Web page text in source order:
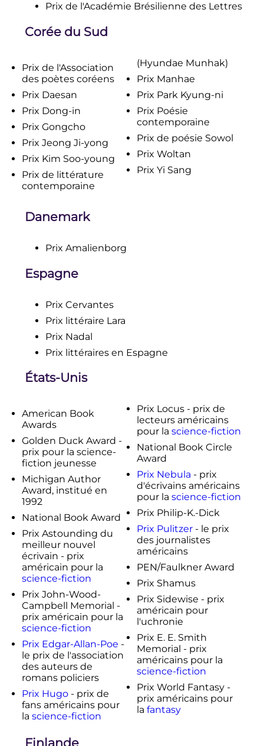
Prix de l'Académie Brésilienne des Lettres
Corée du Sud
Prix de l'Association
des poètes coréens
Prix Daesan
Prix Dong-in
Prix Gongcho
Prix Jeong Ji-yong
Prix Kim Soo-young
Prix de littérature
contemporaine
(Hyundae Munhak)
Prix Manhae
Prix Park Kyung-ni
Prix Poésie
contemporaine
Prix de poésie Sowol
Prix Woltan
Prix Yi Sang
Danemark
Prix Amalienborg
Espagne
Prix Cervantes
Prix littéraire Lara
Prix Nadal
Prix littéraires en Espagne
États-Unis
American Book
Awards
Golden Duck Award -
prix pour la science-
fiction jeunesse
Michigan Author
Award, institué en
1992
National Book Award
Prix Astounding du
meilleur nouvel
écrivain - prix
américain pour la
science-fiction
Prix John-Wood-
Campbell Memorial -
prix américain pour la
science-fiction
Prix Edgar-Allan-Poe -
le prix de l'association
des auteurs de
romans policiers
Prix Hugo- prix de
fans américains pour
la science-fiction
Prix Locus - prix de
lecteurs américains
pour la science-fiction
National Book Circle
Award
Prix Nebula - prix
d'écrivains américains
pour la science-fiction
Prix Philip-K.-Dick
Prix Pulitzer - le prix
des journalistes
américains
PEN/Faulkner Award
Prix Shamus
Prix Sidewise - prix
américain pour
l'uchronie
Prix E. E. Smith
Memorial - prix
américains pour la
science-fiction
Prix World Fantasy -
prix américains pour
la fantasy
Finlande